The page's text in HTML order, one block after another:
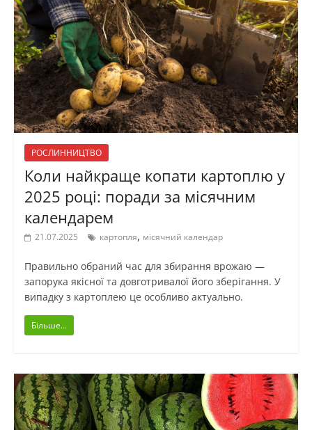
РОСЛИННИЦТВО
Коли найкраще копати картоплю у
2025 році: поради за місячним
календарем
21.07.2025 картопля, місячний календар
Правильно обраний час для збирання врожаю —
запорука якісної та довготривалої його зберігання. У
випадку з картоплею це особливо актуально.
Більше...